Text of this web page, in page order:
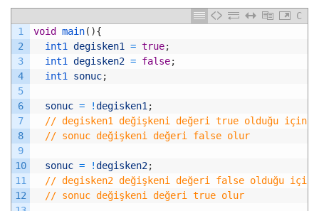
C
1
2
3
4
5
6
7
8
9
10
11
12
void main( ){
int1 degisken1 = true;
int1 degisken2 = false;
int1 sonuc;
sonuc = !degisken1 ;
// degisken1 değişkeni değeri true olduğu için
// sonuc değişkeni değeri false olur
sonuc = !degisken2;
// degisken2 değişkeni değeri false olduğu için
// sonuc değişkeni değeri true olur